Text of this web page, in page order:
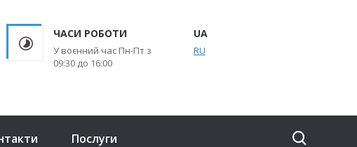
ЧАСИ РОБОТИ
У воєнний час Пн-Пт з
09:30 до 16:00
UA
RU
Послуги